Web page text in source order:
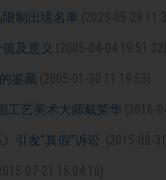
制出境名单
及意义
鉴藏
工艺美术大师戴荣华
引发“真假”诉讼